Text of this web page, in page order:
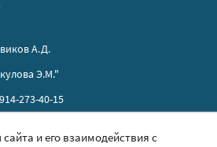
А.Д.
Э.М."
273-40-15
и его взаимодействия с